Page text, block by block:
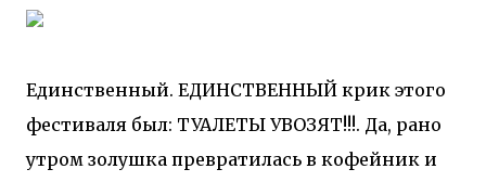
Единственный. ЕДИНСТВЕННЫЙ крик этого
фестиваля был: ТУАЛЕТЫ УВОЗЯТ!!!. Да, рано
утром золушка превратилась в кофейник и